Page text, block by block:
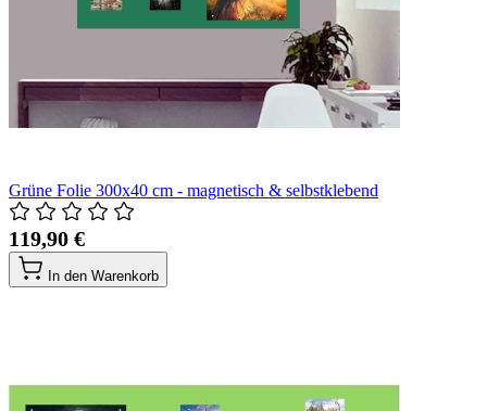
Grüne Folie 300x40 cm - magnetisch & selbstklebend
119,90 €
In den Warenkorb